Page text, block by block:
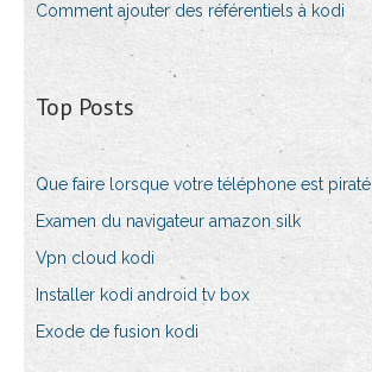
Comment ajouter des référentiels à kodi
Top Posts
Que faire lorsque votre téléphone est piraté
Examen du navigateur amazon silk
Vpn cloud kodi
Installer kodi android tv box
Exode de fusion kodi